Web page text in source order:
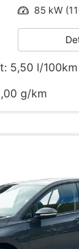
Leistung 85 kW
5,50 l/100km
g/km